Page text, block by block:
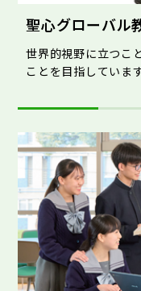
聖心グローバル
世界的視野に立つこ
ことを目指しています